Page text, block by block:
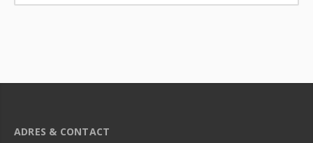
ADRES & CONTACT